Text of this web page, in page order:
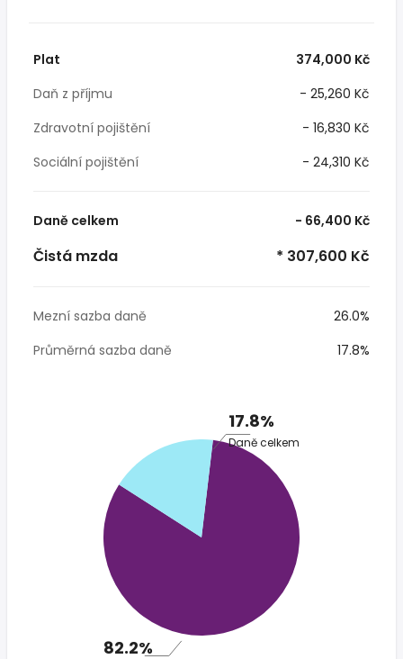
Plat
374,000 Kč
Daň z příjmu
- 25,260 Kč
Zdravotní pojištění
- 16,830 Kč
Sociální pojištění
- 24,310 Kč
Daně celkem - 66,400 Kč
Čistá mzda * 307,600 Kč
Mezní sazba daně
26.0%
Průměrná sazba daně
17.8%
17.8%
Daně celkem
82.2%